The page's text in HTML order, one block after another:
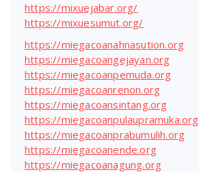
https://mixuejabar.org/
https://mixuesumut.org/
https://miegacoanahnasution.org
https://miegacoangejayan.org
https://miegacoanpemuda.org
https://miegacoanrenon.org
https://miegacoansintang.org
https://miegacoanpulaupramuka.org
https://miegacoanprabumulih.org
https://miegacoanende.org
https://miegacoanagung.org